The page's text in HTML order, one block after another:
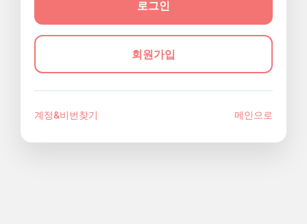
회원가입
계정&비번찾기 메인으로